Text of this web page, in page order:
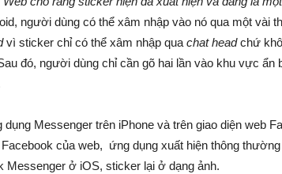
người dùng có thể xâm nhập vào nó qua một vài
vì sticker chỉ có thể xâm nhập qua chat headchứ
đó, người dùng chỉ cần gõ hai lần vào khu vực ẩn
dụng Messenger trên iPhone và trên giao diện web
Facebook của web, ứng dụng xuất hiện thông
Messenger ở iOS, sticker lại ở dạng ảnh.